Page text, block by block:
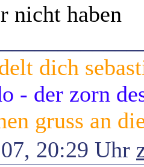
nicht haben
dich
- der zorn
gruss an
20:29 Uhr